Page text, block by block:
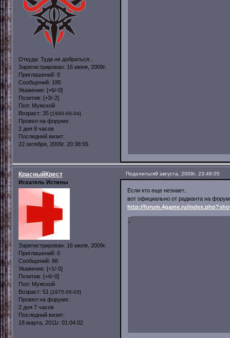
Откуда: Туда не добраться...
Зарегистрирован: 16 июня, 2009г.
Приглашений: 0
Сообщений: 185
Уважение: [+6/-0]
Позитив: [+3/-2]
Пол: Мужской
Возраст: 35 [1990-09-04]
Провел на форуме:
2 дня 8 часов
Последний визит:
22 октября, 2009г. 20:38:55
Поделиться9 августа, 2009г. 23:48:05
КрасныйКрест
Искатель Истины
Зарегистрирован: 16 июля, 2009г.
Приглашений: 0
Сообщений: 88
Уважение: [+1/-0]
Позитив: [+4/-0]
Пол: Мужской
Возраст: 51 [1975-06-03]
Провел на форуме:
2 дня 7 часов
Последний визит:
18 марта, 2011г. 01:04:02
Если кто еще незнает..
вот официально от радианта на
http://forum.4game.ru/
0